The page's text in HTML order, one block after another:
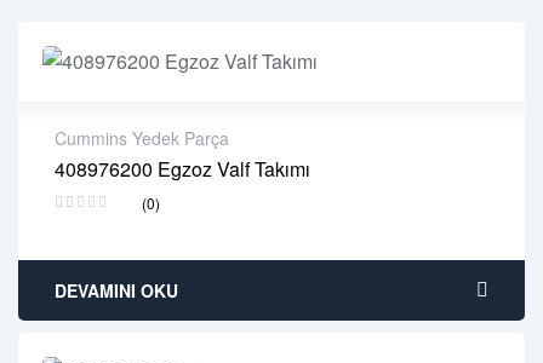
Cummins Yedek Parça
408976200 Egzoz Valf Takımı
(0)
2 years warranty
Delivery time: 1-2 business days
DEVAMINI OKU